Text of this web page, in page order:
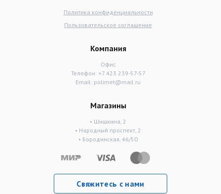
Политика конфиденциальности
Пользовательское соглашение
Компания
Офис
Телефон: +7 423 239-57-57
Email: polimet@mail.ru
Магазины
• Шишкина, 2
• Народный проспект, 2
• Бородинская, 46/50
Свяжитесь с нами